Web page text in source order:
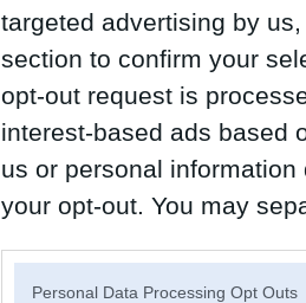
targeted advertising by
section to confirm your
opt-out request is
interest-based ads based
us or personal
your opt-out. You may
Personal Data Processing Opt Outs